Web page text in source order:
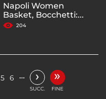
Napoli Women
Basket, Bocchetti:...
204
5 6 … ›
SUCC.
»
FINE